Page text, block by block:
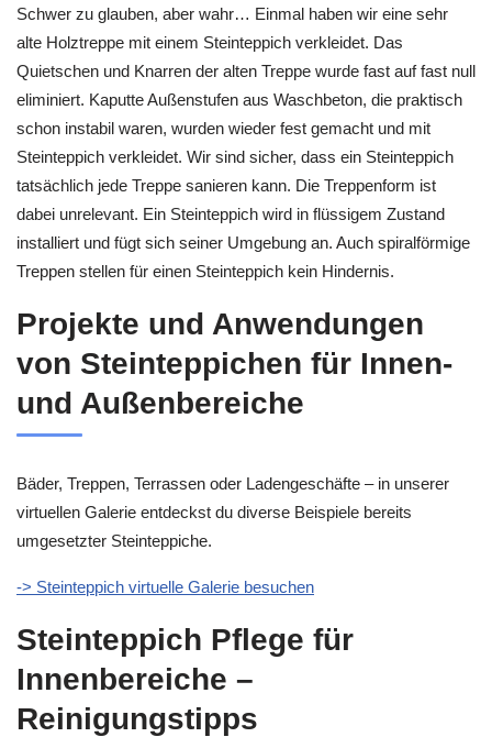
Schwer zu glauben, aber wahr… Einmal haben wir eine sehr
alte Holztreppe mit einem Steinteppich verkleidet. Das
Quietschen und Knarren der alten Treppe wurde fast auf fast null
eliminiert. Kaputte Außenstufen aus Waschbeton, die praktisch
schon instabil waren, wurden wieder fest gemacht und mit
Steinteppich verkleidet. Wir sind sicher, dass ein Steinteppich
tatsächlich jede Treppe sanieren kann. Die Treppenform ist
dabei unrelevant. Ein Steinteppich wird in flüssigem Zustand
installiert und fügt sich seiner Umgebung an. Auch spiralförmige
Treppen stellen für einen Steinteppich kein Hindernis.
Projekte und Anwendungen
von Steinteppichen für Innen-
und Außenbereiche
Bäder, Treppen, Terrassen oder Ladengeschäfte – in unserer
virtuellen Galerie entdeckst du diverse Beispiele bereits
umgesetzter Steinteppiche.
-> Steinteppich virtuelle Galerie besuchen
Steinteppich Pflege für
Innenbereiche –
Reinigungstipps